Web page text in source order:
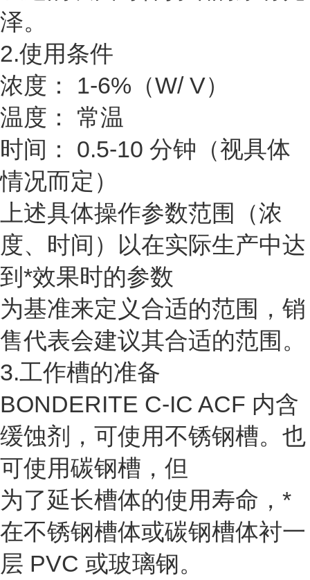
泽。
2.使用条件
浓度： 1-6%（W/ V）
温度： 常温
时间： 0.5-10 分钟（视具体
情况而定）
上述具体操作参数范围（浓
度、时间）以在实际生产中达
到*效果时的参数
为基准来定义合适的范围，销
售代表会建议其合适的范围。
3.工作槽的准备
BONDERITE C-IC ACF 内含
缓蚀剂，可使用不锈钢槽。也
可使用碳钢槽，但
为了延长槽体的使用寿命，*
在不锈钢槽体或碳钢槽体衬一
层 PVC 或玻璃钢。